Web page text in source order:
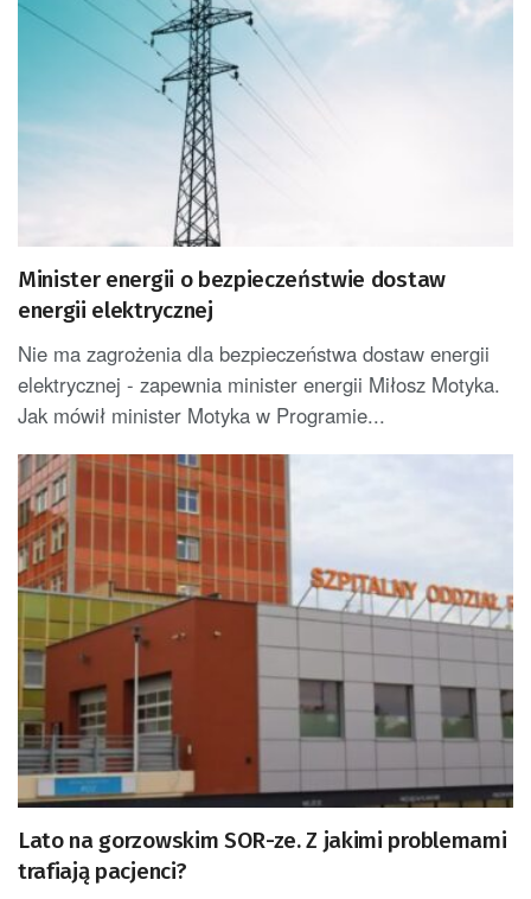
Minister energii o bezpieczeństwie dostaw
energii elektrycznej
Nie ma zagrożenia dla bezpieczeństwa dostaw energii
elektrycznej - zapewnia minister energii Miłosz Motyka.
Jak mówił minister Motyka w Programie...
Lato na gorzowskim SOR-ze. Z jakimi problemami
trafiają pacjenci?